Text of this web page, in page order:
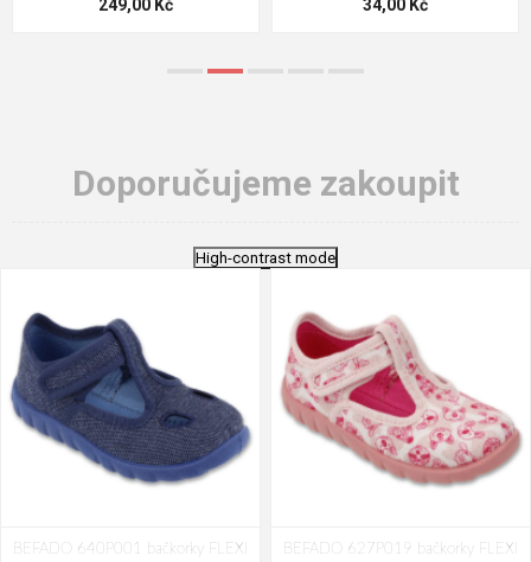
34,00 Kč 124,00 Kč
Doporučujeme zakoupit
High-contrast mode
BEFADO 640P001 bačkorky FLEXI
BEFADO 627P019 bačkorky FLEXI